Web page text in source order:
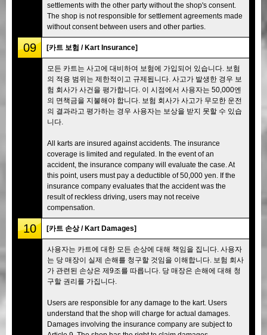
settlements with the other party without the shop's consent.
The shop is not responsible for settlement agreements made
without consent between users and other parties.
09 [카트 보험 / Kart Insurance]
모든 카트는 사고에 대비하여 보험에 가입되어 있습니다. 보험
의 적용 범위는 제한적이고 규제됩니다. 사고가 발생한 경우 보
험 회사가 사건을 평가합니다. 이 시점에서 사용자는 50,000엔
의 면책금을 지불해야 합니다. 보험 회사가 사고가 무모한 운전
의 결과라고 평가하는 경우 사용자는 보상을 받지 못할 수 있습
니다.
All karts are insured against accidents. The insurance
coverage is limited and regulated. In the event of an
accident, the insurance company will evaluate the case. At
this point, users must pay a deductible of 50,000 yen. If the
insurance company evaluates that the accident was the
result of reckless driving, users may not receive
compensation.
10 [카트 손상 / Kart Damages]
사용자는 카트에 대한 모든 손상에 대해 책임을 집니다. 사용자
는 당 매장이 실제 손해를 청구할 것임을 이해합니다. 보험 회사
가 관련된 손상은 제9조를 따릅니다. 당 매장은 손해에 대해 청
구할 권리를 가집니다.
Users are responsible for any damage to the kart. Users
understand that the shop will charge for actual damages.
Damages involving the insurance company are subject to